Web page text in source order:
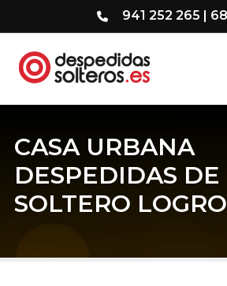
941 252 265 |
CASA URBANA
DESPEDIDAS DE
SOLTERO